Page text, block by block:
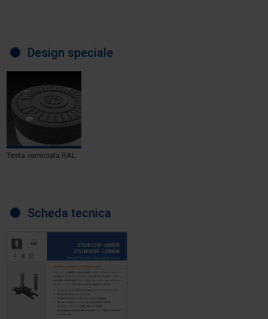
Design speciale
Testa verniciata RAL
Scheda tecnica